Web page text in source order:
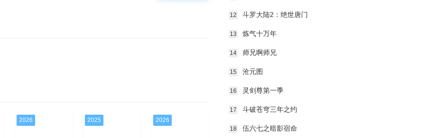
2026 2025 2026
12 斗罗大陆2：绝世唐门
13 炼气十万年
14 师兄啊师兄
15 沧元图
16 灵剑尊第一季
17 斗破苍穹三年之约
18 伍六七之暗影宿命